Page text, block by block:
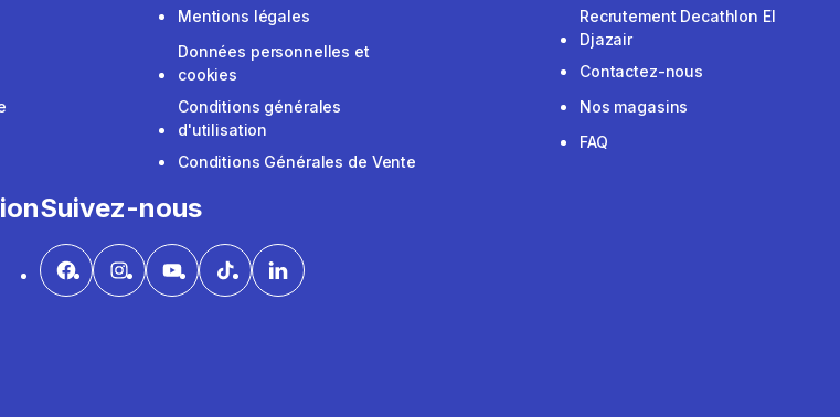
Mentions légales
Données personnelles et
cookies
Conditions générales
d'utilisation
Conditions Générales de Vente
Recrutement Decathlon El
Djazair
Contactez-nous
Nos magasins
FAQ
Suivez-nous